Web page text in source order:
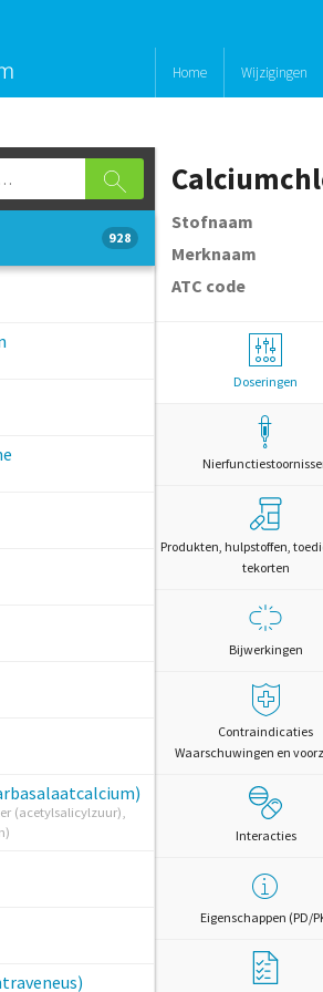
Home Wijzigingen
928
(acetylsalicylzuur),
Stofnaam
Merknaam
ATC code
Doseringen
Produkten, hulpstoffen,
tekorten
Bijwerkingen
Contraindicaties
Waarschuwingen en
Interacties
Eigenschappen (PD/